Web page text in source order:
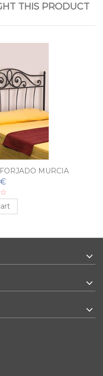
THIS PRODUCT
MURCIA